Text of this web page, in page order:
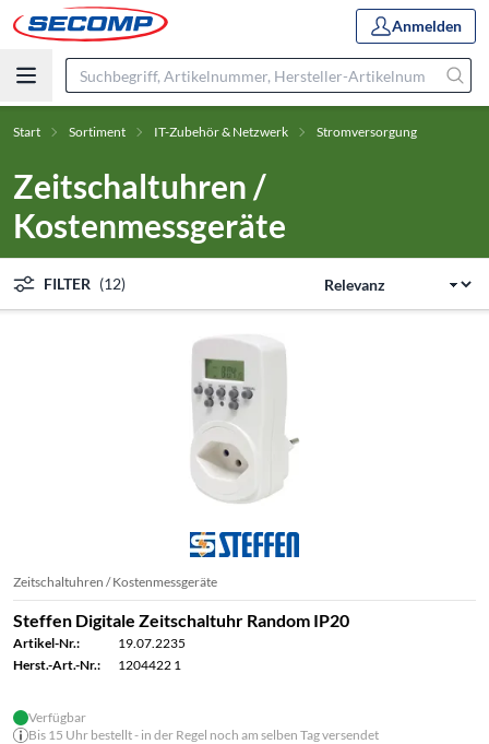
Anmelden
Start Sortiment IT-Zubehör & Netzwerk Stromversorgung
Zeitschaltuhren /
Kostenmessgeräte
FILTER (12)
Zeitschaltuhren / Kostenmessgeräte
Steffen Digitale Zeitschaltuhr Random IP20
Artikel-Nr.:
19.07.2235
Herst.-Art.-Nr.:
1204422 1
Verfügbar
Bis 15 Uhr bestellt - in der Regel noch am selben Tag versendet